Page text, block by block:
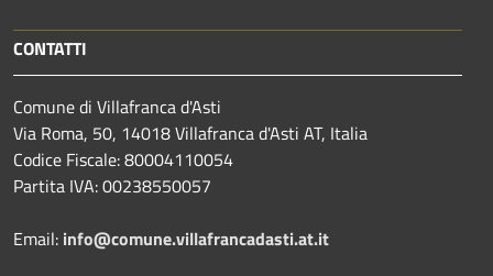
CONTATTI
Comune di Villafranca d'Asti
Via Roma, 50, 14018 Villafranca d'Asti AT, Italia
Codice Fiscale: 80004110054
Partita IVA: 00238550057
Email: info@comune.villafrancadasti.at.it